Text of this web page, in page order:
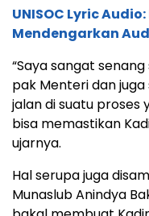
UNISOC Lyric
Mendengarkan
“Saya sangat
pak Menteri dan
jalan di suatu proses
bisa memastikan
ujarnya.
Hal serupa juga
Munaslub Anindya